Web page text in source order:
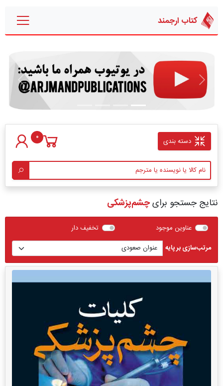
کتاب ارجمند
قبلی بعدی
دسته بندی 0
نتایج جستجو برایچشم‌پزشکی
عناوین موجود
تخفیف دار
مرتب‌سازی بر پایه